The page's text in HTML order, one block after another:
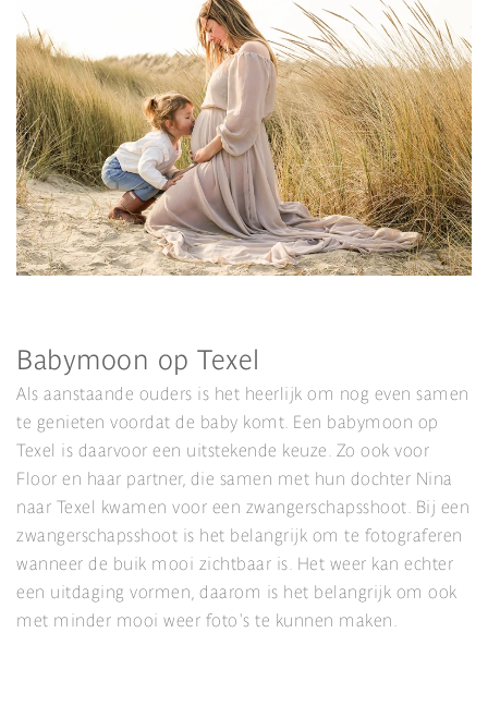
Babymoon op Texel
Als aanstaande ouders is het heerlijk om nog even samen
te genieten voordat de baby komt. Een babymoon op
Texel is daarvoor een uitstekende keuze. Zo ook voor
Floor en haar partner, die samen met hun dochter Nina
naar Texel kwamen voor een zwangerschapsshoot. Bij een
zwangerschapsshoot is het belangrijk om te fotograferen
wanneer de buik mooi zichtbaar is. Het weer kan echter
een uitdaging vormen, daarom is het belangrijk om ook
met minder mooi weer foto's te kunnen maken.